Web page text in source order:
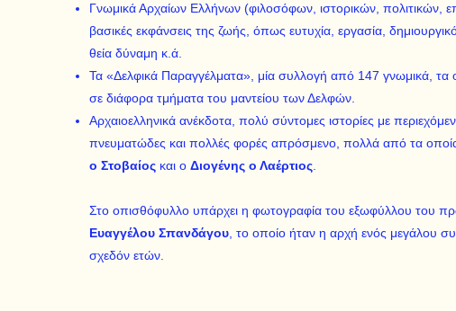
Γνωμικά Αρχαίων Ελλήνων (φιλοσόφων, ιστορικών, πολιτικών,
βασικές εκφάνσεις της ζωής, όπως ευτυχία, εργασία,
θεία δύναμη κ.ά.
Τα «Δελφικά Παραγγέλματα», μία συλλογή από 147 γνωμικά, τα
σε διάφορα τμήματα του μαντείου των Δελφών.
Αρχαιοελληνικά ανέκδοτα, πολύ σύντομες ιστορίες με
πνευματώδες και πολλές φορές απρόσμενο, πολλά από τα
ο Στοβαίος και ο Διογένης ο Λαέρτιος
Στο οπισθόφυλλο υπάρχει η φωτογραφία του εξωφύλλου του
Ευαγγέλου Σπανδάγου , το οποίο ήταν η αρχή ενός μεγάλου
σχεδόν ετών.